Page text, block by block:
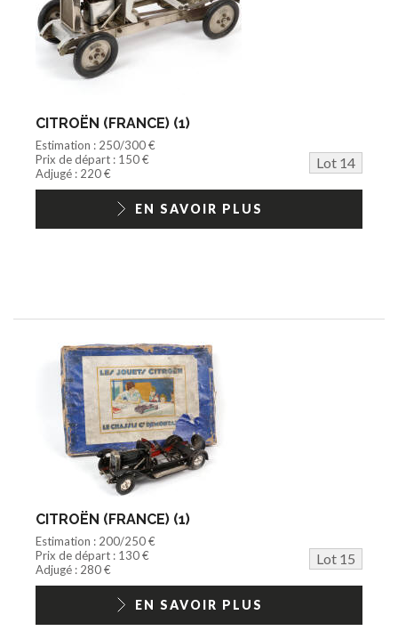
CITROËN (FRANCE) (1)
Estimation : 250/300 €
Prix de départ : 150 €
Lot 14
Adjugé : 220 €
EN SAVOIR PLUS
CITROËN (FRANCE) (1)
Estimation : 200/250 €
Prix de départ : 130 €
Lot 15
Adjugé : 280 €
EN SAVOIR PLUS